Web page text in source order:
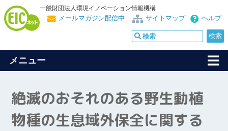
一般財団法人環境イノベーション情報機構
ヘルプ
サイトマップ
メールマガジン配信中
メニュー
絶滅のおそれのある野生動植
物種の生息域外保全に関する